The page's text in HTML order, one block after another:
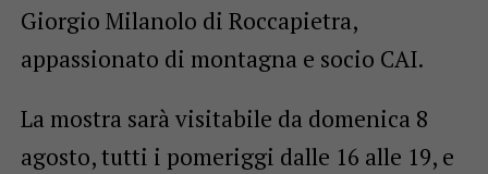
Giorgio Milanolo di Roccapietra,
appassionato di montagna e socio CAI.
La mostra sarà visitabile da domenica 8
agosto, tutti i pomeriggi dalle 16 alle 19, e